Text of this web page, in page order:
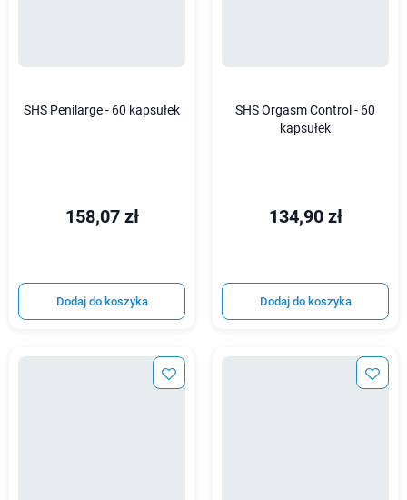
SHS Penilarge - 60 kapsułek
158,07 zł
Dodaj do koszyka
SHS Orgasm Control - 60
kapsułek
134,90 zł
Dodaj do koszyka